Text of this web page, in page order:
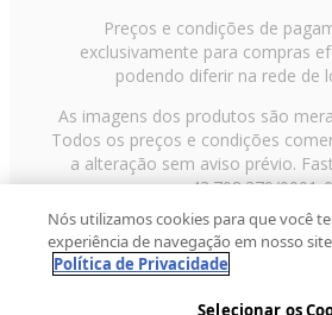
Preços e condições de
exclusivamente para compras
podendo diferir na rede de
As imagens dos produtos são
Todos os preços e condições
a alteração sem aviso prévio. Fast
43.708.379/0001-
Avenida Zaki Narchi, nº 1650,
Paulo/SP, CEP 02029-001,
2013 Fast Shop - Todos os
Nós utilizamos cookies para que você
experiência de navegação em nosso
Política de Privacidade
Selecionar os